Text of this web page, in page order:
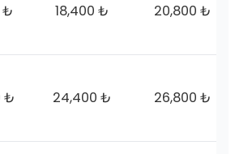
₺ 18,400 ₺ 20,800 ₺
₺ 24,400 ₺ 26,800 ₺